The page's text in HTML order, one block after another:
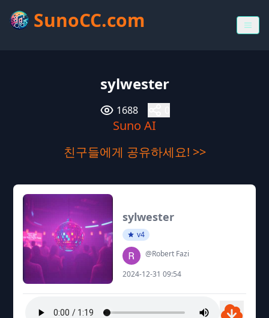
SunoCC.com
sylwester
1688
Suno AI
친구들에게 공유하세요! >>
sylwester
v4
@Robert Fazi
2024-12-31 09:54